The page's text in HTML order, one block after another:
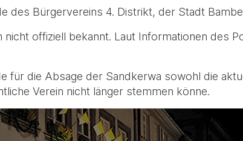
des Bürgervereins 4. Distrikt, der Stadt
offiziell bekannt. Laut Informationen des
für die Absage der Sandkerwa sowohl die
Verein nicht länger stemmen könne.